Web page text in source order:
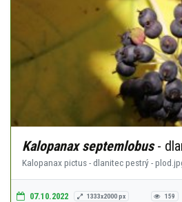
Kalopanax septemlobus-
Kalopanax pictus - dlanitec pestrý -
07.10.2022 1333x2000 px 159